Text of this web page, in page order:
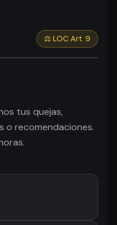
⚖️ LOC Art. 9
tus quejas,
o recomendaciones.